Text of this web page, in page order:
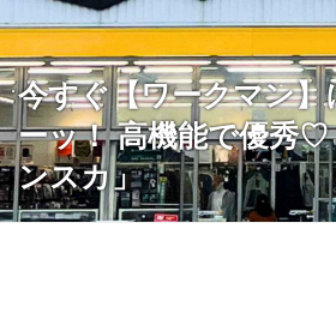
今すぐ【ワークマン】
ーッ！ 高機能で優秀♡
ンスカ」